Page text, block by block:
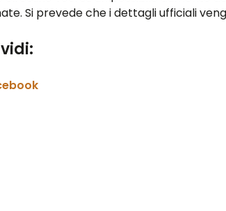
Si prevede che i dettagli ufficiali